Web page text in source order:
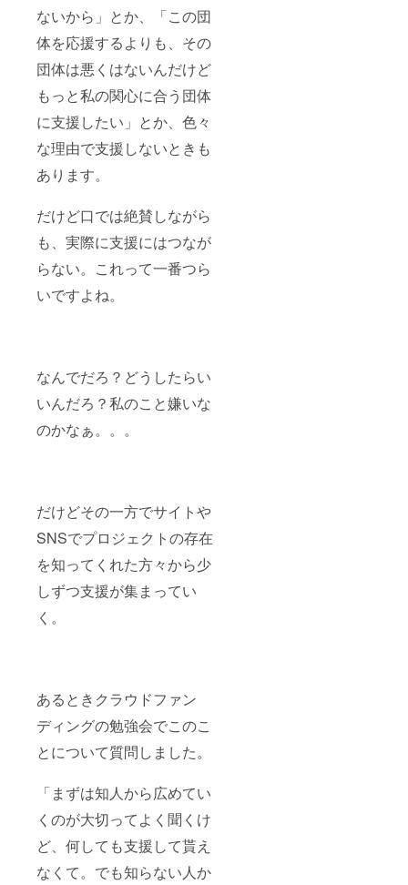
ないから」とか、「この団
体を応援するよりも、その
団体は悪くはないんだけど
もっと私の関心に合う団体
に支援したい」とか、色々
な理由で支援しないときも
あります。
だけど口では絶賛しながら
も、実際に支援にはつなが
らない。これって一番つら
いですよね。
なんでだろ？どうしたらい
いんだろ？私のこと嫌いな
のかなぁ。。。
だけどその一方でサイトや
SNSでプロジェクトの存在
を知ってくれた方々から少
しずつ支援が集まってい
く。
あるときクラウドファン
ディングの勉強会でこのこ
とについて質問しました。
「まずは知人から広めてい
くのが大切ってよく聞くけ
ど、何しても支援して貰え
なくて。でも知らない人か